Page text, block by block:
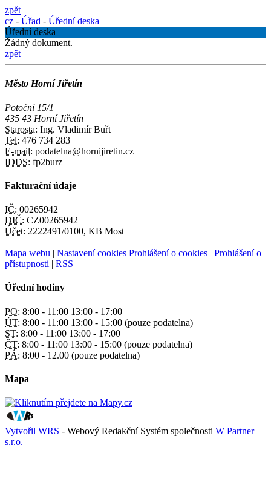
zpět
cz - Úřad - Úřední deska
Úřední deska
Žádný dokument.
zpět
Město Horní Jiřetín
Potoční 15/1
435 43 Horní Jiřetín
Starosta: Ing. Vladimír Buřt
Tel: 476 734 283
E-mail: podatelna@hornijiretin.cz
IDDS: fp2burz
Fakturační údaje
IČ: 00265942
DIČ: CZ00265942
Účet: 2222491/0100, KB Most
Mapa webu | Nastavení cookies Prohlášení o cookies | Prohlášení o
přístupnosti | RSS
Úřední hodiny
PO: 8:00 - 11:00 13:00 - 17:00
ÚT: 8:00 - 11:00 13:00 - 15:00 (pouze podatelna)
ST: 8:00 - 11:00 13:00 - 17:00
ČT: 8:00 - 11:00 13:00 - 15:00 (pouze podatelna)
PÁ: 8:00 - 12.00 (pouze podatelna)
Mapa
Vytvořil WRS - Webový Redakční Systém společnosti W Partner
s.r.o.